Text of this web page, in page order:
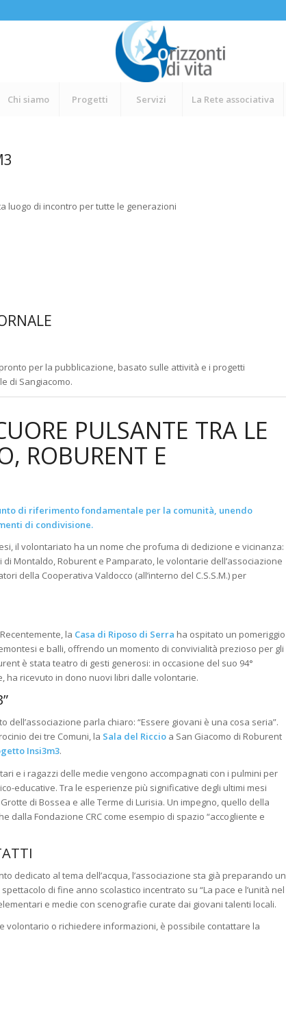
Chi siamo Progetti Servizi La Rete associativa
luogo di incontro per tutte le generazioni
per la pubblicazione, basato sulle attività e i progetti
di Sangiacomo.
PULSANTE TRA LE
ROBURENT E
di riferimento fondamentale per la comunità, unendo
di condivisione.
il volontariato ha un nome che profuma di dedizione e vicinanza:
di Montaldo, Roburent e Pamparato, le volontarie dell’associazione
della Cooperativa Valdocco (all’interno del C.S.S.M.) per
Recentemente, la Casa di Riposo di Serra ha ospitato un pomeriggio
e balli, offrendo un momento di convivialità prezioso per gli
è stata teatro di gesti generosi: in occasione del suo 94°
ha ricevuto in dono nuovi libri dalle volontarie.
dell’associazione parla chiaro:“Essere giovani è una cosa seria”.
dei tre Comuni, la Sala del Riccio a San Giacomo di Roburent
Insi3m3.
e i ragazzi delle medie vengono accompagnati con i pulmini per
educative.Tra le esperienze più significative degli ultimi mesi
di Bossea e alle Terme di Lurisia. Un impegno, quello della
dalla Fondazione CRC come esempio di spazio “accogliente e
dedicato al tema dell’acqua, l’associazione sta già preparando un
di fine anno scolastico incentrato su “La pace e l’unità nel
e medie con scenografie curate dai giovani talenti locali.
volontario o richiedere informazioni, è possibile contattare la